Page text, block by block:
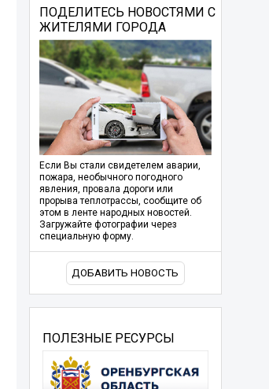
ПОДЕЛИТЕСЬ НОВОСТЯМИ С
ЖИТЕЛЯМИ ГОРОДА
Если Вы стали свидетелем аварии,
пожара, необычного погодного
явления, провала дороги или
прорыва теплотрассы, сообщите об
этом в ленте народных новостей.
Загружайте фотографии через
специальную форму.
ДОБАВИТЬ НОВОСТЬ
ПОЛЕЗНЫЕ РЕСУРСЫ